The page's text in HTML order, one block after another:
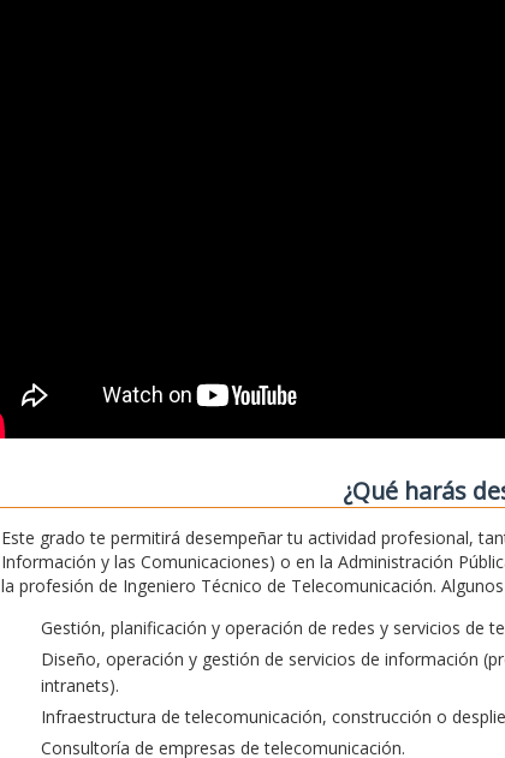
¿Qué harás
Este grado te permitirá desempeñar tu actividad profesional,
Información y las Comunicaciones) o en la Administración
la profesión de Ingeniero Técnico de Telecomunicación.
Gestión, planificación y operación de redes y servicios de
Diseño, operación y gestión de servicios de información
intranets).
Infraestructura de telecomunicación, construcción o
Consultoría de empresas de telecomunicación.